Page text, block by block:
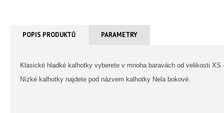
POPIS PRODUKTŮ PARAMETRY
Klasické hladké kalhotky vyberete v mnoha baravách od velikosti
Nízké kalhotky najdete pod názvem kalhotky Nela bokové.